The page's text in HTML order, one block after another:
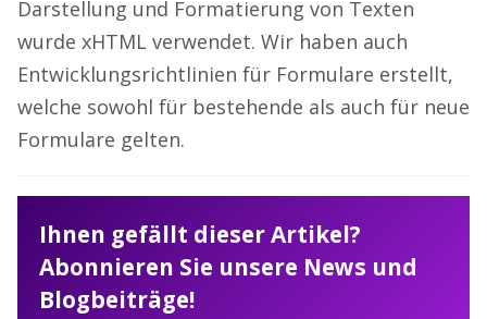
Darstellung und Formatierung von Texten
wurde xHTML verwendet. Wir haben auch
Entwicklungsrichtlinien für Formulare erstellt,
welche sowohl für bestehende als auch für neue
Formulare gelten.
Ihnen gefällt dieser Artikel?
Abonnieren Sie unsere News und
Blogbeiträge!